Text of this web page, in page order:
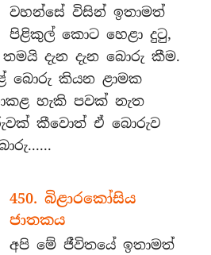
වහන්සේ විසින් ඉතාමත්
පිළිකුල් කොට හෙළා දුටු,
දැන දැන බොරු කීම.
බොරු කියන ළාමක
හැකි පවක් නැත
කීවොත් ඒ බොරුව
450. බිළාරකෝසිය
ජාතකය
අපි මේ ජීවිතයේ ඉතාමත්